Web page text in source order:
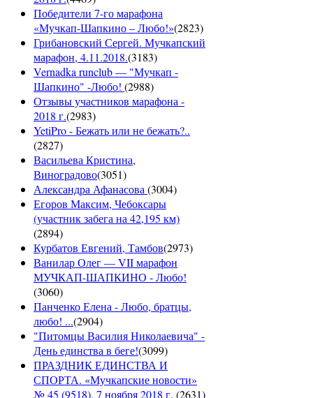
Победители 7-го марафона
«Мучкап-Шапкино – Любо!»(2823)
Грибановский Сергей. Мучкапский
марафон, 4.11.2018.(3183)
Vernadka runclub — "Мучкап -
Шапкино" -Любо! (2988)
Отзывы участников марафона -
2018 г.(2983)
YetiPro - Бежать или не бежать?..
(2827)
Васильева Кристина,
Виноградово(3051)
Александра Афанасова(3004)
Егоров Максим, Чебоксары
(участник забега на 42,195 км)
(2894)
Курбатов Евгений, Тамбов(2973)
Ванилар Олег — VII марафон
МУЧКАП-ШАПКИНО - Любо!
(3060)
Панченко Елена - Любо, братцы,
любо! ...(2904)
"Питомцы Василия Николаевича" -
День единства в беге!(3099)
ПРАЗДНИК ЕДИНСТВА И
СПОРТА. «Мучкапские новости»
№ 45 (9518), 7 ноября 2018 г. (2631)